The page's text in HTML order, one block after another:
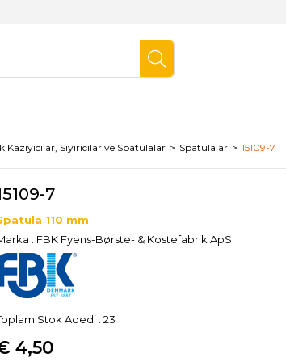
Kazıyıcılar, Sıyırıcılar ve Spatulalar Spatulalar 15109-7
7
110 mm
: FBK Fyens-Børste- & Kostefabrik ApS
Stok Adedi : 23
4,50